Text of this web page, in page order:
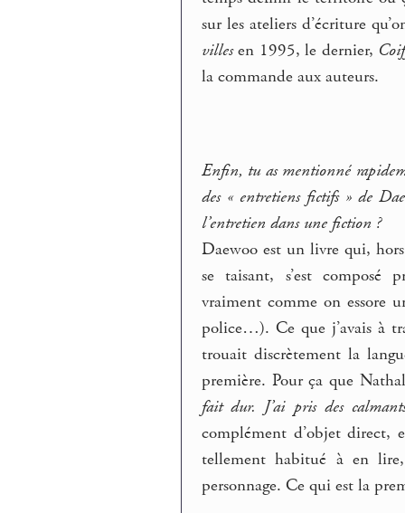
sur les ateliers d’écriture
villesen 1995, le dernier,
la commande aux auteurs.
Enfin, tu as mentionné
des « entretiens fictifs » de
l’entretien dans une fiction ?
Daewoo est un livre qui,
se taisant, s’est composé
vraiment comme on essore
police…). Ce que j’avais à
trouait discrètement la
première. Pour ça que
fait dur. J’ai pris des
complément d’objet direct,
tellement habitué à en
personnage. Ce qui est la